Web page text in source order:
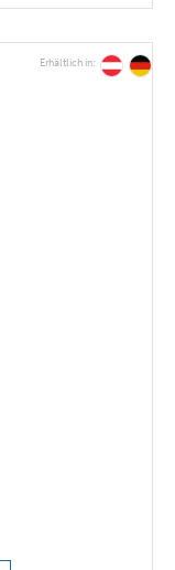
Erhältlich in: